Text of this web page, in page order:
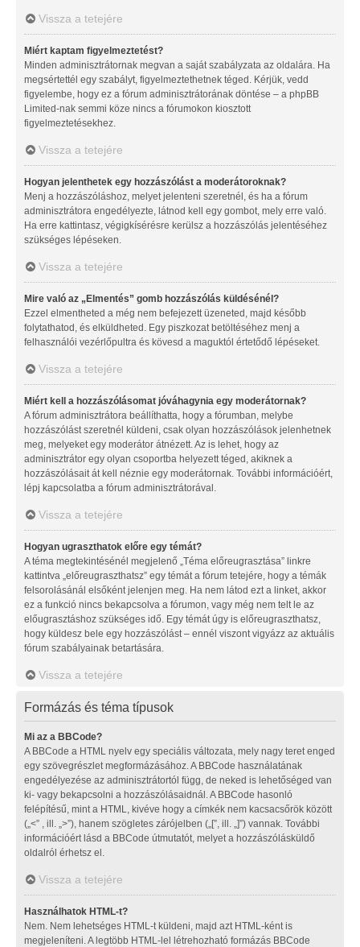
Vissza a tetejére
Miért kaptam figyelmeztetést?
Minden adminisztrátornak megvan a saját szabályzata az oldalára. Ha
megsértettél egy szabályt, figyelmeztethetnek téged. Kérjük, vedd
figyelembe, hogy ez a fórum adminisztrátorának döntése – a phpBB
Limited-nak semmi köze nincs a fórumokon kiosztott
figyelmeztetésekhez.
Vissza a tetejére
Hogyan jelenthetek egy hozzászólást a moderátoroknak?
Menj a hozzászóláshoz, melyet jelenteni szeretnél, és ha a fórum
adminisztrátora engedélyezte, látnod kell egy gombot, mely erre való.
Ha erre kattintasz, végigkísérésre kerülsz a hozzászólás jelentéséhez
szükséges lépéseken.
Vissza a tetejére
Mire való az „Elmentés” gomb hozzászólás küldésénél?
Ezzel elmentheted a még nem befejezett üzeneted, majd később
folytathatod, és elküldheted. Egy piszkozat betöltéséhez menj a
felhasználói vezérlőpultra és kövesd a maguktól értetődő lépéseket.
Vissza a tetejére
Miért kell a hozzászólásomat jóváhagynia egy moderátornak?
A fórum adminisztrátora beállíthatta, hogy a fórumban, melybe
hozzászólást szeretnél küldeni, csak olyan hozzászólások jelenhetnek
meg, melyeket egy moderátor átnézett. Az is lehet, hogy az
adminisztrátor egy olyan csoportba helyezett téged, akiknek a
hozzászólásait át kell néznie egy moderátornak. További információért,
lépj kapcsolatba a fórum adminisztrátorával.
Vissza a tetejére
Hogyan ugraszthatok előre egy témát?
A téma megtekintésénél megjelenő „Téma előreugrasztása” linkre
kattintva „előreugraszthatsz” egy témát a fórum tetejére, hogy a témák
felsorolásánál elsőként jelenjen meg. Ha nem látod ezt a linket, akkor
ez a funkció nincs bekapcsolva a fórumon, vagy még nem telt le az
előugrasztáshoz szükséges idő. Egy témát úgy is előreugraszthatsz,
hogy küldesz bele egy hozzászólást – ennél viszont vigyázz az aktuális
fórum szabályainak betartására.
Vissza a tetejére
Formázás és téma típusok
Mi az a BBCode?
A BBCode a HTML nyelv egy speciális változata, mely nagy teret enged
egy szövegrészlet megformázásához. A BBCode használatának
engedélyezése az adminisztrátortól függ, de neked is lehetőséged van
ki- vagy bekapcsolni a hozzászólásaidnál. A BBCode hasonló
felépítésű, mint a HTML, kivéve hogy a címkék nem kacsacsőrök között
(„<” , ill. „>”), hanem szögletes zárójelben („[”, ill. „]”) vannak. További
információért lásd a BBCode útmutatót, melyet a hozzászólásküldő
oldalról érhetsz el.
Vissza a tetejére
Használhatok HTML-t?
Nem. Nem lehetséges HTML-t küldeni, majd azt HTML-ként is
megjeleníteni. A legtöbb HTML-lel létrehozható formázás BBCode